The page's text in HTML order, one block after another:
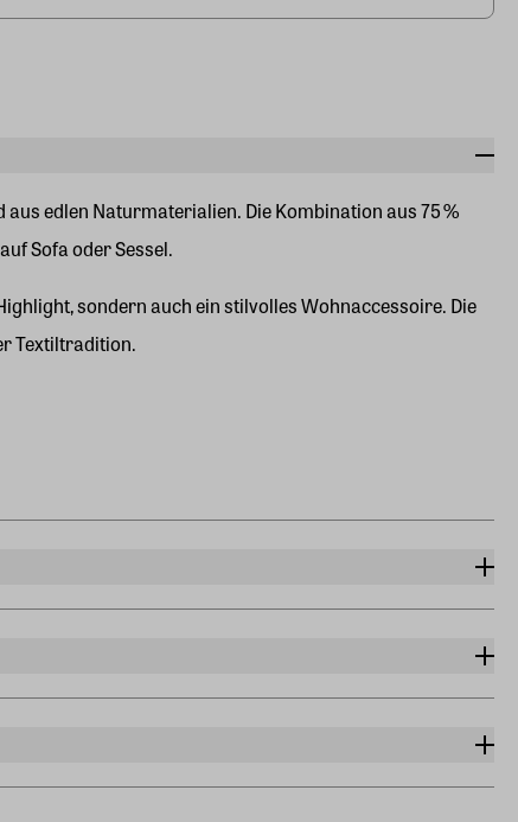
edlen Naturmaterialien. Die Kombination aus 75 %
Sofa oder Sessel.
sondern auch ein stilvolles Wohnaccessoire. Die
Textiltradition.